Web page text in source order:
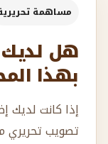
مساهمة
هل لديك
بهذا
إذا كانت لديك
تصويب تحريري